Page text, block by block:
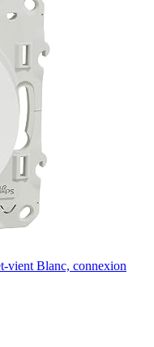
vient Blanc, connexion